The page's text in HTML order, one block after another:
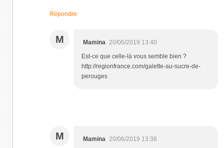
Répondre
M Mamina
20/06/2019 13:40
Est-ce que celle-là vous semble bien ?
http://regionfrance.com/galette-au-sucre-de-
perouges
M Mamina
20/06/2019 13:38